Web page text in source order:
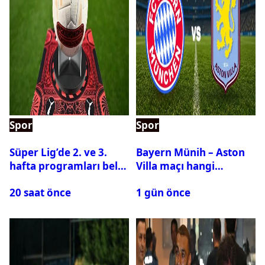
Spor
Süper Lig’de 2. ve 3.
hafta programları belli
20 saat önce
Spor
Bayern Münih – Aston
Villa maçı hangi
saat kaçta oynanacak?
1 gün önce